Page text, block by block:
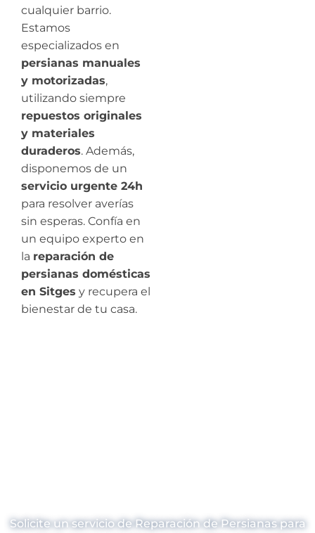
cualquier barrio.
Estamos
especializados en
persianas manuales
y motorizadas,
utilizando siempre
repuestos originales
y materiales
duraderos. Además,
disponemos de un
servicio urgente 24h
para resolver averías
sin esperas. Confía en
un equipo experto en
la reparación de
persianas domésticas
en Sitges y recupera el
bienestar de tu casa.
Solicite un servicio de Reparación de Persianas para